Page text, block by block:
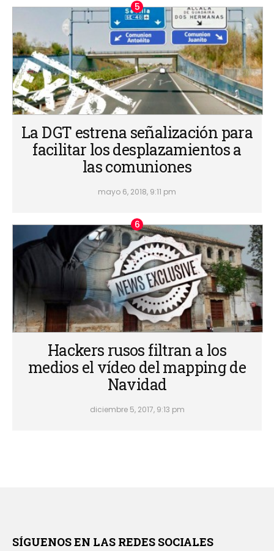
La DGT estrena señalización para
facilitar los desplazamientos a
las comuniones
mayo 6, 2018, 9:11 pm
Hackers rusos filtran a los
medios el vídeo del mapping de
Navidad
diciembre 5, 2017, 9:13 pm
SÍGUENOS EN LAS REDES SOCIALES